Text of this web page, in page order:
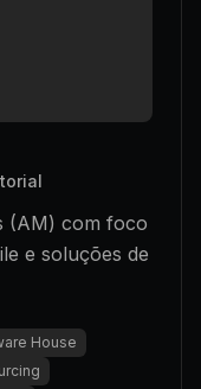
(AM) com foco
e soluções de
House